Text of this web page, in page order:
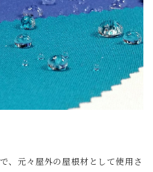
、元々屋外の屋根材として使用さ